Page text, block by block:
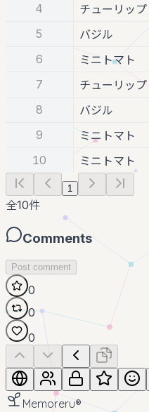
4 チューリップ
5
バジル
6
ミニトマト
7
チューリップ
8
バジル
9
ミニトマト
10
ミニトマト
1
全10件
Comments
Post comment
0
0
0
Memoreru®